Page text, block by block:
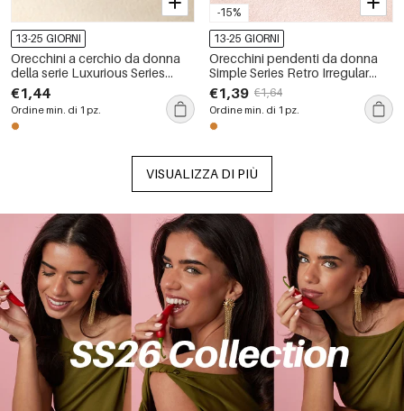
13-25 GIORNI
Orecchini a cerchio da donna
della serie Luxurious Series
Simple Circle Lines in rame color
oro con zirconi
€1,44
Ordine min. di 1 pz.
-15%
13-25 GIORNI
Orecchini pendenti da donna
Simple Series Retro Irregular
Shape Sun in acciaio
inossidabile impermeabile color
oro
€1,39 €1,64
Ordine min. di 1 pz.
VISUALIZZA DI PIÙ